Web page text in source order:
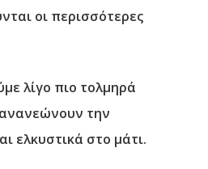
οι περισσότερες
λίγο πιο τολμηρά
την
ελκυστικά στο μάτι.